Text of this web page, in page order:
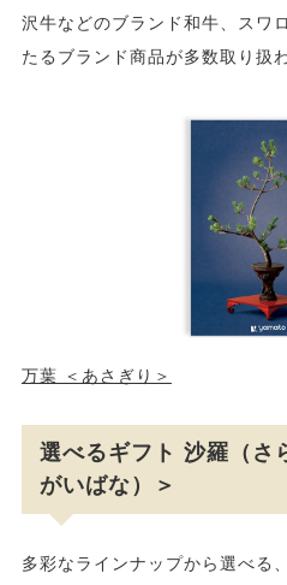
沢牛などのブランド和牛、スワ
たるブランド商品が多数取り扱
万葉 ＜あさぎり＞
選べるギフト 沙羅（さ
がいばな）＞
多彩なラインナップから選べる